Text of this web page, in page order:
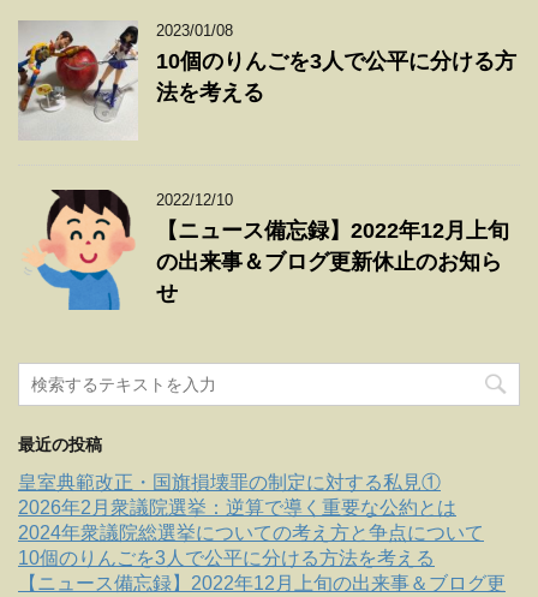
2023/01/08
10個のりんごを3人で公平に分ける方
法を考える
2022/12/10
【ニュース備忘録】2022年12月上旬
の出来事＆ブログ更新休止のお知ら
せ
最近の投稿
皇室典範改正・国旗損壊罪の制定に対する私見①
2026年2月衆議院選挙：逆算で導く重要な公約とは
2024年衆議院総選挙についての考え方と争点について
10個のりんごを3人で公平に分ける方法を考える
【ニュース備忘録】2022年12月上旬の出来事＆ブログ更